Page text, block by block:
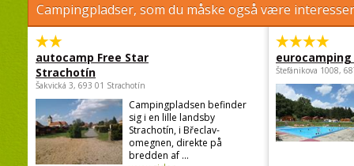
Campingpladser, som du måske også være
autocamp Free Star
Strachotín
Šakvická 3, 693 01 Strachotín
Campingpladsen befinder
sig i en lille landsby
Strachotín, i Břeclav-
omegnen, direkte på
bredden af ...
Štefánikova 1008,